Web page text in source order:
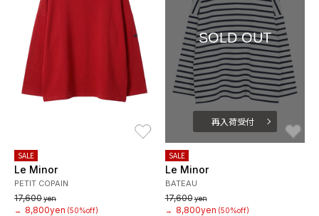
SALE
Le Minor
PETIT COPAIN
17,600yen
→
8,800yen (50%off)
SOLD OUT
再入荷受付
SALE
Le Minor
BATEAU
17,600yen
→
8,800yen (50%off)